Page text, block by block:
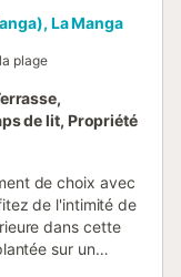
La Manga
plage
de lit, Propriété
de choix avec
de l'intimité de
dans cette
sur un